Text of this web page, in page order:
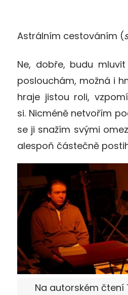
Astrálním cestováním (
Ne, dobře, budu
poslouchám, možná i
hraje jistou roli,
si. Nicméně netvořím
se ji snažím svými
alespoň částečně
Na autorském čtení